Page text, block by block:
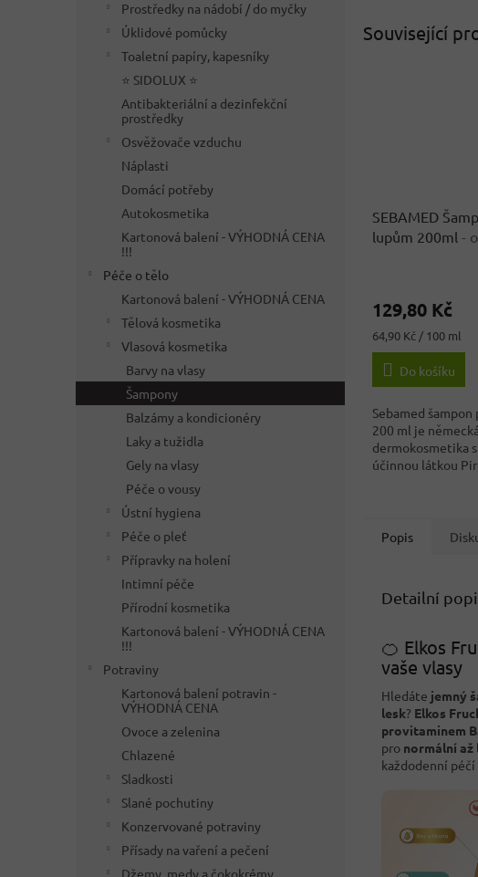
Prostředky na nádobí / do myčky
Úklidové pomůcky
Toaletní papíry, kapesníky
⭐ SIDOLUX ⭐
Antibakteriální a dezinfekční
prostředky
Osvěžovače vzduchu
Náplasti
Domácí potřeby
Autokosmetika
Kartonová balení - VÝHODNÁ CENA
!!!
Péče o tělo
Kartonová balení - VÝHODNÁ CENA
Tělová kosmetika
Vlasová kosmetika
Barvy na vlasy
Šampony
Balzámy a kondicionéry
Laky a tužidla
Gely na vlasy
Péče o vousy
Ústní hygiena
Péče o pleť
Přípravky na holení
Intimní péče
Přírodní kosmetika
Kartonová balení - VÝHODNÁ CENA
!!!
Potraviny
Kartonová balení potravin -
VÝHODNÁ CENA
Ovoce a zelenina
Chlazené
Sladkosti
Slané pochutiny
Konzervované potraviny
Přísady na vaření a pečení
Džemy, medy a čokokrémy
Související
SEBAMED
lupům 200ml -
produktu
3,8
129,80 Kč
Měrná
cena:
64,90 Kč / 100 ml
Do košíku
Sebamed
200 ml je německá
dermokosmetika s
účinnou látkou
Popis
Detailní
🍊 Elkos
vaše vlasy
Hledáte jemný
lesk? Elkos
provitaminem
pro normální až
každodenní